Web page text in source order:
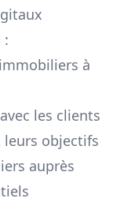
:
à
les clients
objectifs
auprès